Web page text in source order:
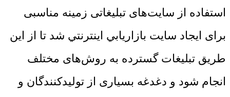
استفاده از سایت‌های تبلیغاتی زمینه مناسبی
برای ایجاد سايت بازاريابي اينترنتي شد تا از این
طریق تبلیغات گسترده به روش‌های مختلف
انجام شود و دغدغه بسیاری از تولیدکنندگان و